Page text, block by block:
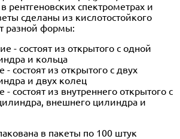
рентгеновских спектрометрах и
сделаны из кислотостойкого
разной формы:
- состоят из открытого с одной
и кольца
- состоят из открытого с двух
и двух колец
- состоят из внутреннего открытого с
внешнего цилиндра и
в пакеты по 100 штук